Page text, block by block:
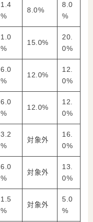
1.4
%
8.0%
8.0
%
1.0
%
15.0%
20.
0%
6.0
%
12.0%
12.
0%
6.0
%
12.0%
12.
0%
3.2
%
対象外
16.
0%
6.0
%
対象外
13.
0%
1.5
%
対象外
5.0
%